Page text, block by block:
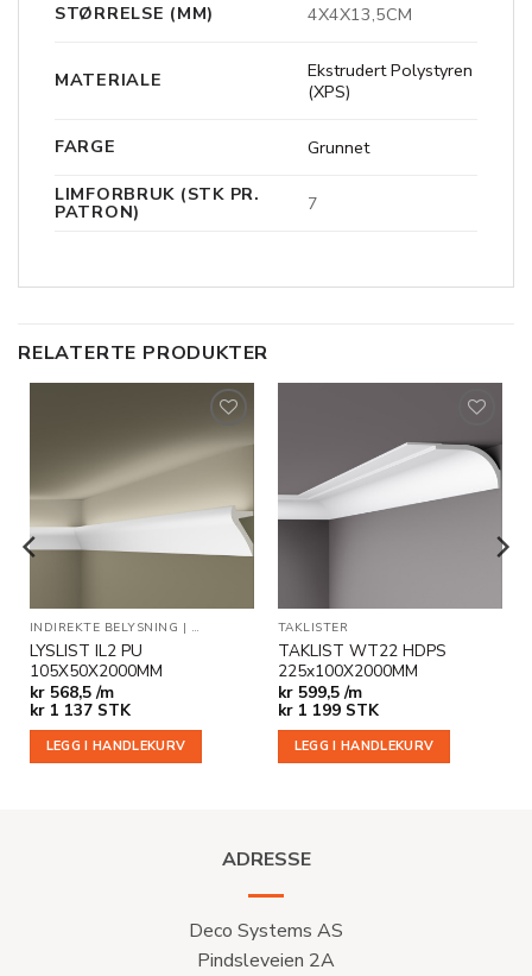
STØRRELSE (MM) 4X4X13,5CM
MATERIALE
Ekstrudert Polystyren
(XPS)
FARGE
Grunnet
LIMFORBRUK (STK PR.
PATRON) 7
RELATERTE PRODUKTER
INDIREKTE BELYSNING | TAKLISTER
LYSLIST IL2 PU
105X50X2000MM
kr568,5 /m
kr1 137 STK
LEGG I HANDLEKURV
Legg til
ønskeliste
TAKLISTER
TAKLIST WT22 HDPS
225x100X2000MM
kr599,5 /m
kr1 199 STK
LEGG I HANDLEKURV
ADRESSE
Deco Systems AS
Pindsleveien 2A